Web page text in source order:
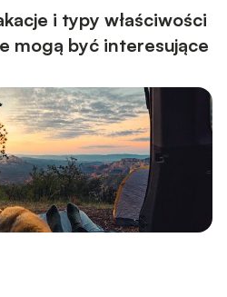
i typy właściwości
mogą być interesujące